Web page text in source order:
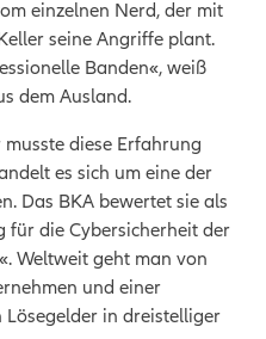
einzelnen Nerd, der mit
seine Angriffe plant.
Banden«, weiß
dem Ausland.
diese Erfahrung
es sich um eine der
Das BKA bewertet sie als
für die Cybersicherheit der
Weltweit geht man von
und einer
Lösegelder in dreistelliger